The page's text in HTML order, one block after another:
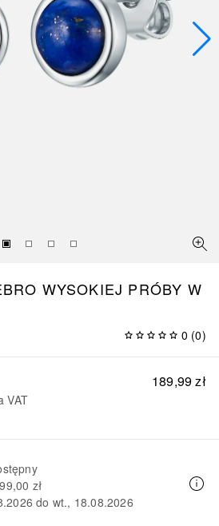
WYSOKIEJ PRÓBY W
0 (0)
189,99 zł
VAT
zł
do wt., 18.08.2026